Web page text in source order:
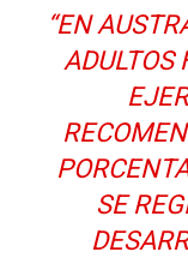
“EN
ADULTOS
SE